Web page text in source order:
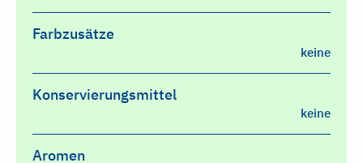
Farbzusätze
keine
Konservierungsmittel
keine
Aromen